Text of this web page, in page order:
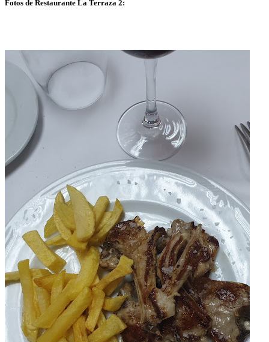
Fotos de Restaurante La Terraza 2: